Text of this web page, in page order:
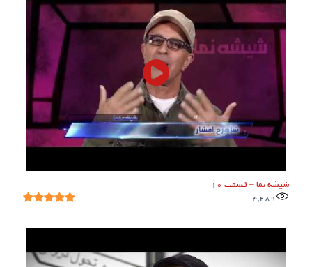
شیشه نما – قسمت ۱۰
4,289